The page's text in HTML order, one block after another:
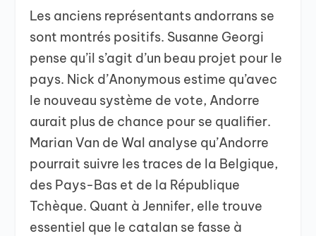
Les anciens représentants andorrans se
sont montrés positifs. Susanne Georgi
pense qu’il s’agit d’un beau projet pour le
pays. Nick d’Anonymous estime qu’avec
le nouveau système de vote, Andorre
aurait plus de chance pour se qualifier.
Marian Van de Wal analyse qu’Andorre
pourrait suivre les traces de la Belgique,
des Pays-Bas et de la République
Tchèque. Quant à Jennifer, elle trouve
essentiel que le catalan se fasse à